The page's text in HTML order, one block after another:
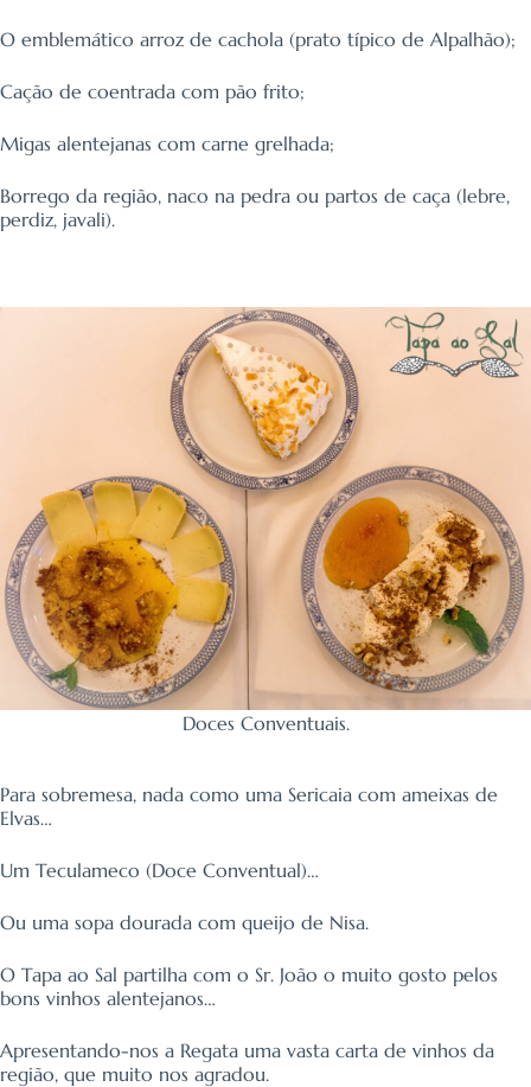
O emblemático arroz de cachola (prato típico de Alpalhão);
Cação de coentrada com pão frito;
Migas alentejanas com carne grelhada;
Borrego da região, naco na pedra ou partos de caça (lebre,
perdiz, javali).
Doces Conventuais.
Para sobremesa, nada como uma Sericaia com ameixas de
Elvas…
Um Teculameco (Doce Conventual)…
Ou uma sopa dourada com queijo de Nisa.
O Tapa ao Sal partilha com o Sr. João o muito gosto pelos
bons vinhos alentejanos…
Apresentando-nos a Regata uma vasta carta de vinhos da
região, que muito nos agradou.